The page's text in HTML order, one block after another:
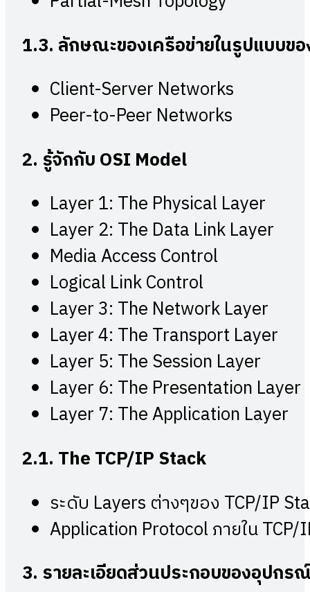
1.3. ลักษณะของเครือข่ายในรูปแบบข
Client-Server Networks
Peer-to-Peer Networks
2. รู้จักกับOSI Model
Layer 1: The Physical Layer
Layer 2: The Data Link Layer
Media Access Control
Logical Link Control
Layer 3: The Network Layer
Layer 4: The Transport Layer
Layer 5: The Session Layer
Layer 6: The Presentation Layer
Layer 7: The Application Layer
2.1. The TCP/IP Stack
ระดับ Layers ต่างๆของ TCP/IP
Application Protocol ภายใน
3. รายละเอียดส่วนประกอบของอุปกร